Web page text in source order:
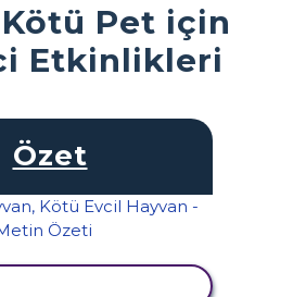
Pet için
Etkinlikleri
Özet